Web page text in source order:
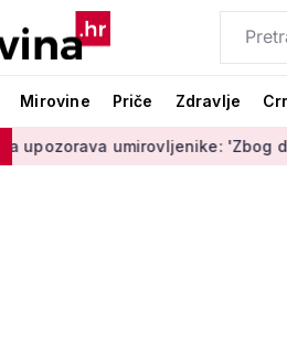
Mirovine Priče Zdravlje
umirovljenike: 'Zbog